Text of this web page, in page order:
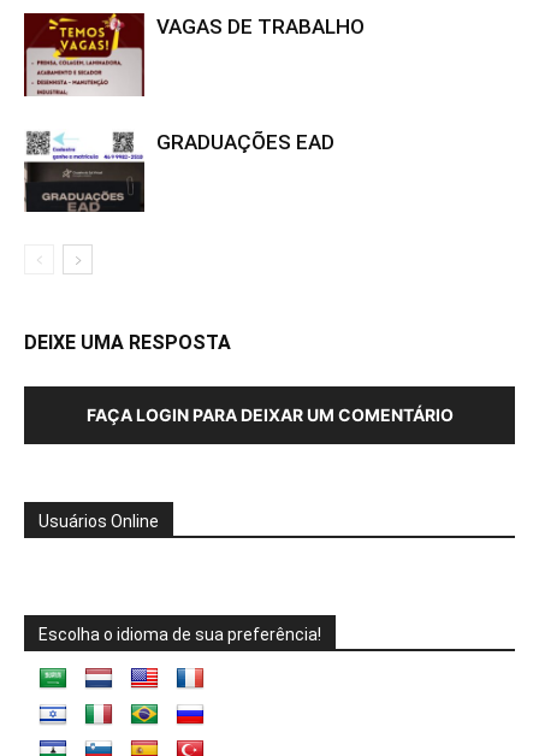
VAGAS DE TRABALHO
GRADUAÇÕES EAD
DEIXE UMA RESPOSTA
FAÇA LOGIN PARA DEIXAR UM COMENTÁRIO
Usuários Online
Escolha o idioma de sua preferência!